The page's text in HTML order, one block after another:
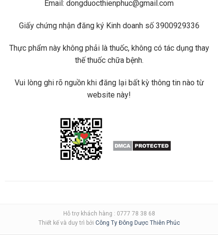
Email: dongduocthienphuc@gmail.com
Giấy chứng nhận đăng ký Kinh doanh số 3900929336
Thực phẩm này không phải là thuốc, không có tác dụng thay
thế thuốc chữa bệnh.
Vui lòng ghi rõ nguồn khi đăng lại bất kỳ thông tin nào từ
website này!
Hỗ trợ khách hàng : 0777 78 38 68
Thiết kế và duy trì bởi Công Ty Đông Dược Thiên Phúc